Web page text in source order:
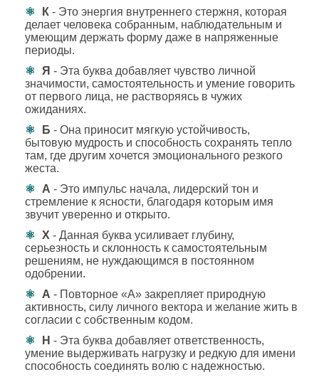
К - Это энергия внутреннего стержня, которая
делает человека собранным, наблюдательным и
умеющим держать форму даже в напряженные
периоды.
Я - Эта буква добавляет чувство личной
значимости, самостоятельность и умение говорить
от первого лица, не растворяясь в чужих
ожиданиях.
Б - Она приносит мягкую устойчивость,
бытовую мудрость и способность сохранять тепло
там, где другим хочется эмоционального резкого
жеста.
А - Это импульс начала, лидерский тон и
стремление к ясности, благодаря которым имя
звучит уверенно и открыто.
Х - Данная буква усиливает глубину,
серьезность и склонность к самостоятельным
решениям, не нуждающимся в постоянном
одобрении.
А - Повторное «А» закрепляет природную
активность, силу личного вектора и желание жить в
согласии с собственным кодом.
Н - Эта буква добавляет ответственность,
умение выдерживать нагрузку и редкую для имени
способность соединять волю с надежностью.